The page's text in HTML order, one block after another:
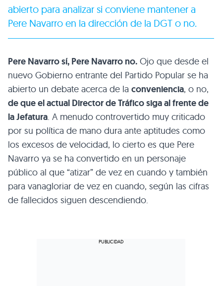
abierto para analizar si conviene mantener a
Pere Navarro en la dirección de la DGT o no.
Pere Navarro sí, Pere Navarro no. Ojo que desde el
nuevo Gobierno entrante del Partido Popular se ha
abierto un debate acerca de la conveniencia, o no,
de que el actual Director de Tráfico siga al frente de
la Jefatura. A menudo controvertido muy criticado
por su política de mano dura ante aptitudes como
los excesos de velocidad, lo cierto es que Pere
Navarro ya se ha convertido en un personaje
público al que “atizar” de vez en cuando y también
para vanagloriar de vez en cuando, según las cifras
de fallecidos siguen descendiendo.